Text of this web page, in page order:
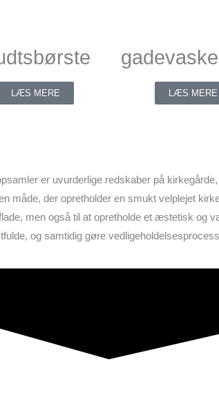
LÆS MERE LÆS MERE
er uvurderlige redskaber på
måde, der opretholder en smukt velplejet
men også til at opretholde et æstetisk og
og samtidig gøre